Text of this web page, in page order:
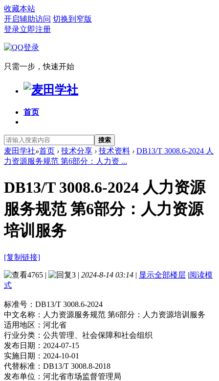
收藏本站
开启辅助访问 切换到窄版
登录立即注册
只需一步，快速开始
首页
搜索
麦田学社»首页 › 技术分享 › 技术资料 › DB13/T 3008.6-2024 人
力资源服务规范 第6部分：人力资 ...
DB13/T 3008.6-2024 人力资源
服务规范 第6部分：人力资源
培训服务
[复制链接]
4765 | 3 | 2024-8-14 03:14 | 显示全部楼层 |阅读模
式
标准号： DB13/T 3008.6-2024
中文名称： 人力资源服务规范 第6部分：人力资源培训服务
适用地区： 河北省
行业分类： 公共管理、社会保障和社会组织
发布日期： 2024-07-15
实施日期： 2024-10-01
代替标准： DB13/T 3008.8-2018
发布单位： 河北省市场监督管理局